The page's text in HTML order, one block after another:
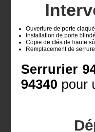
Ouverture de porte
Installation de porte
Copie de clés de haute
Remplacement de
Serrurier
94340 pour